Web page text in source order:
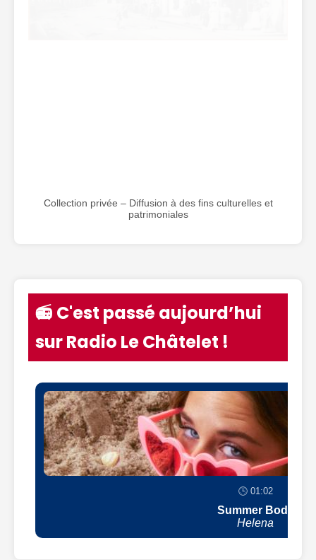
Collection privée – Diffusion à des fins culturelles et
patrimoniales
📻 C'est passé aujourd’hui
sur Radio Le Châtelet !
🕒 01:02
Summer Body
Helena